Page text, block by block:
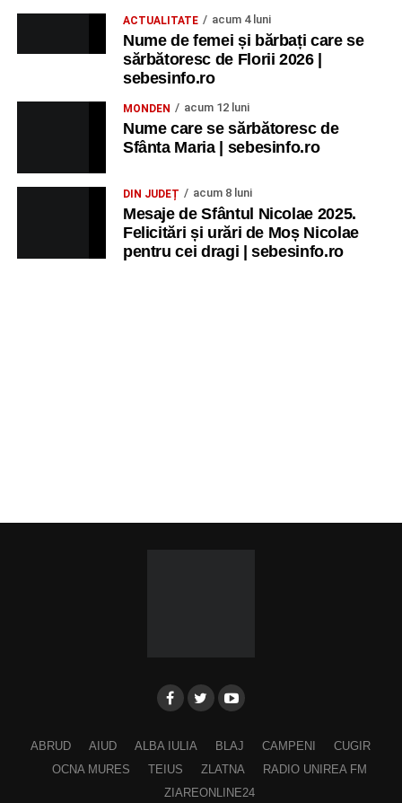
ACTUALITATE acum 4 luni
Nume de femei și bărbați care se
sărbătoresc de Florii 2026 |
sebesinfo.ro
MONDEN acum 12 luni
Nume care se sărbătoresc de
Sfânta Maria | sebesinfo.ro
DIN JUDEȚ acum 8 luni
Mesaje de Sfântul Nicolae 2025.
Felicitări și urări de Moș Nicolae
pentru cei dragi | sebesinfo.ro
ABRUD AIUD ALBA IULIA BLAJ CAMPENI
CUGIR
OCNA MURES
TEIUS ZLATNA
RADIO UNIREA FM
ZIAREONLINE24